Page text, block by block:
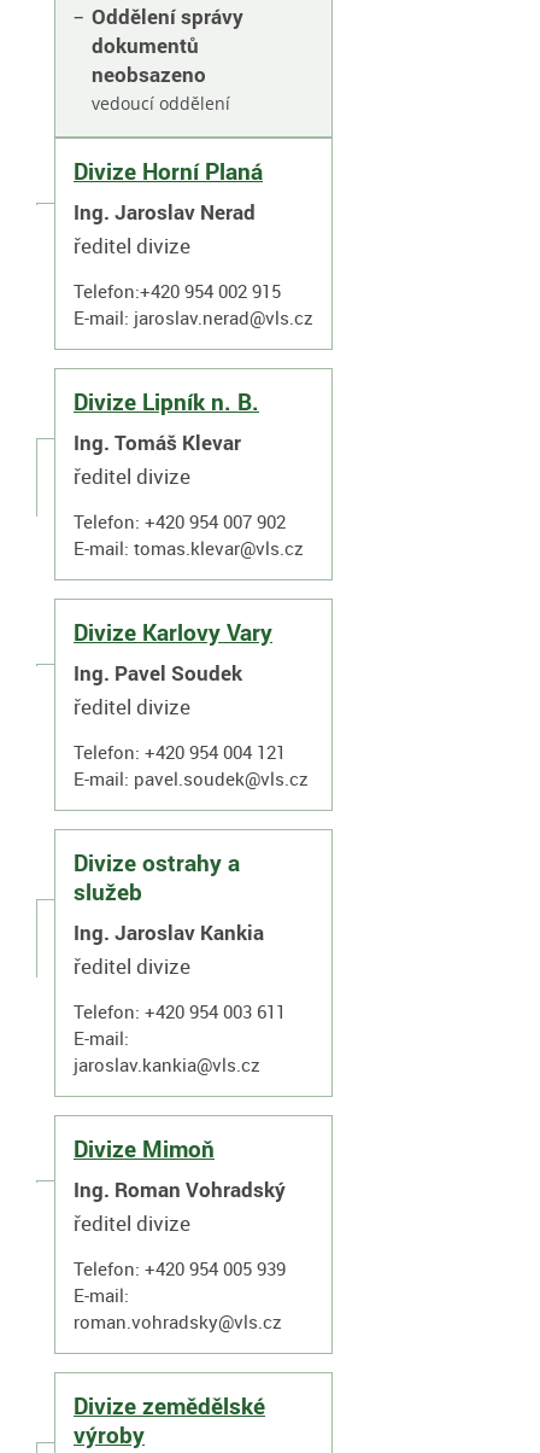
Oddělení správy
dokumentů
neobsazeno
vedoucí oddělení
Divize Horní Planá
Ing. Jaroslav Nerad
ředitel divize
Telefon:+420 954 002 915
E-mail: jaroslav.nerad@vls.cz
Divize Lipník n. B.
Ing. Tomáš Klevar
ředitel divize
Telefon: +420 954 007 902
E-mail: tomas.klevar@vls.cz
Divize Karlovy Vary
Ing. Pavel Soudek
ředitel divize
Telefon: +420 954 004 121
E-mail: pavel.soudek@vls.cz
Divize ostrahy a
služeb
Ing. Jaroslav Kankia
ředitel divize
Telefon: +420 954 003 611
E-mail:
jaroslav.kankia@vls.cz
Divize Mimoň
Ing. Roman Vohradský
ředitel divize
Telefon: +420 954 005 939
E-mail:
roman.vohradsky@vls.cz
Divize zemědělské
výroby